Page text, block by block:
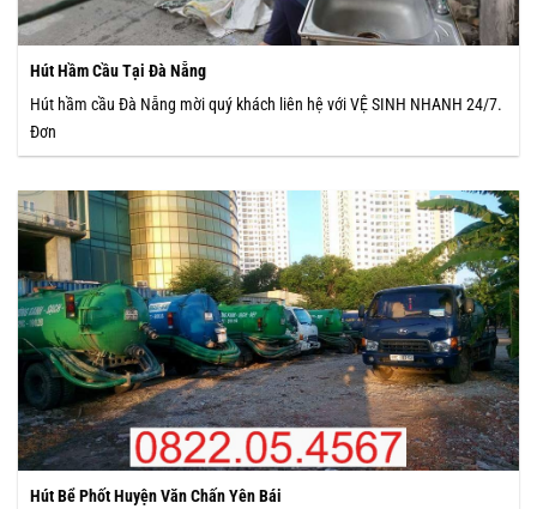
Hút Hầm Cầu Tại Đà Nẵng
Hút hầm cầu Đà Nẵng mời quý khách liên hệ với VỆ SINH NHANH 24/7.
Đơn
Hút Bể Phốt Huyện Văn Chấn Yên Bái